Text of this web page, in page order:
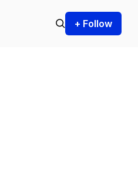
+ Follow